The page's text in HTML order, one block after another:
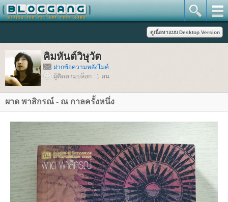
คิมหันต์วิษุวัต
ฝากข้อความหลังไมค์
ผู้ติดตามบล็อก : 1 คน
ผาด พาสิกรณ์ - ณ กาลครั้งหนึ่ง